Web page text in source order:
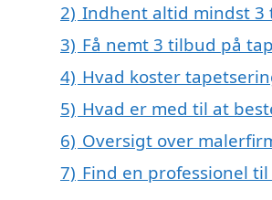
2) Indhent altid mindst 3
3) Få nemt 3 tilbud på
4) Hvad koster
5) Hvad er med til at
6) Oversigt over
7) Find en professionel